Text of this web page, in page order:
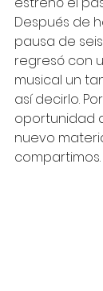
Después de
pausa de
regresó con
musical un
así decirlo.
oportunidad
nuevo
compartimos.